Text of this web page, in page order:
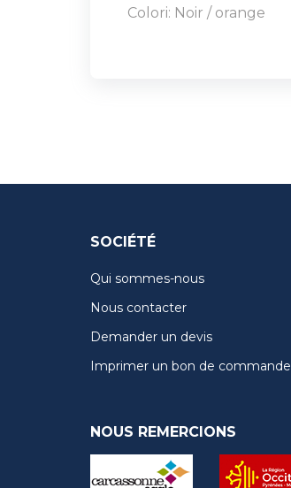
Colori: Noir / orange
SOCIÉTÉ
Qui sommes-nous
Nous contacter
Demander un devis
Imprimer un bon de commande
NOUS REMERCIONS